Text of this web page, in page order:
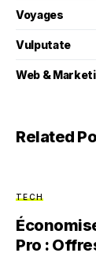
Voyages
Vulputate
Web &
Related
TECH
Pro :